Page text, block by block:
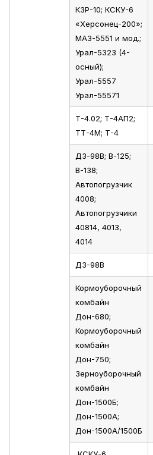
КЗР-10; КСКУ-6
«Херсонец-200»;
МАЗ-5551 и мод.;
Урал-5323 (4-
осный);
Урал-5557
Урал-55571
Т-4.02; Т-4АП2;
ТТ-4М; Т-4
ДЗ-98В; В-125;
В-138;
Автопогрузчик
4008;
Автопогрузчики
40814, 4013,
4014
ДЗ-98В
Кормоуборочный
комбайн
Дон-680;
Кормоуборочный
комбайн
Дон-750;
Зерноуборочный
комбайн
Дон-1500Б;
Дон-1500А;
Дон-1500А/1500Б